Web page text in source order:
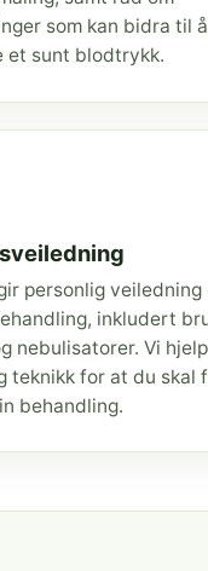
som kan bidra til å
et sunt blodtrykk.
personlig veiledning
inkludert
nebulisatorer. Vi
teknikk for at du skal
behandling.